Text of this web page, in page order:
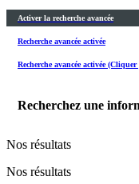
Activer la recherche avancée
Recherche avancée activée
Recherche avancée activée
Recherchez une
Nos résultats
Nos résultats